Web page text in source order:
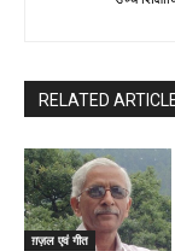
RELATED
ग़ज़ल एवं गीत